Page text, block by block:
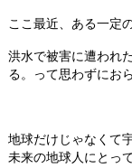
ここ最近、ある一定
洪水で被害に遭われ
る。って思わずにお
地球だけじゃなくて
未来の地球人にとっ